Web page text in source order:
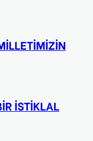
İSTİKLAL